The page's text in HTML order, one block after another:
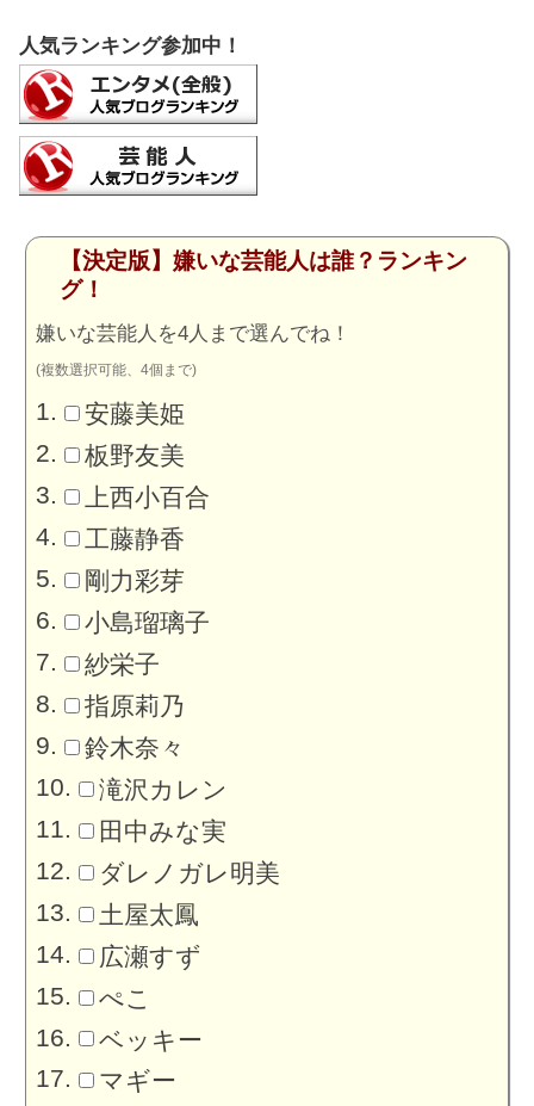
人気ランキング参加中！
【決定版】嫌いな芸能人は誰？ランキン
グ！
嫌いな芸能人を4人まで選んでね！
(複数選択可能、4個まで)
安藤美姫
板野友美
上西小百合
工藤静香
剛力彩芽
小島瑠璃子
紗栄子
指原莉乃
鈴木奈々
滝沢カレン
田中みな実
ダレノガレ明美
土屋太鳳
広瀬すず
ぺこ
ベッキー
マギー